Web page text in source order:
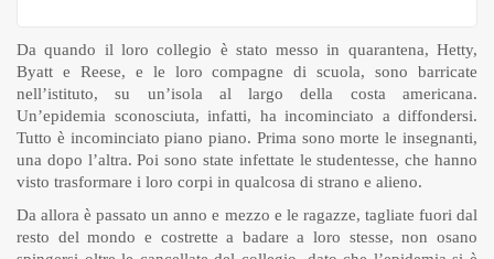
Da quando il loro collegio è stato messo in quarantena, Hetty,
Byatt e Reese, e le loro compagne di scuola, sono barricate
nell’istituto, su un’isola al largo della costa americana.
Un’epidemia sconosciuta, infatti, ha incominciato a diffondersi.
Tutto è incominciato piano piano. Prima sono morte le insegnanti,
una dopo l’altra. Poi sono state infettate le studentesse, che hanno
visto trasformare i loro corpi in qualcosa di strano e alieno.
Da allora è passato un anno e mezzo e le ragazze, tagliate fuori dal
resto del mondo e costrette a badare a loro stesse, non osano